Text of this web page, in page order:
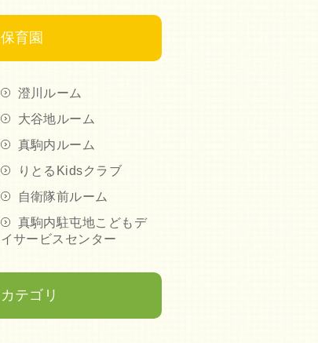
保育園
澄川ルーム
大谷地ルーム
真駒内ルーム
りとるKidsクラブ
自衛隊前ルーム
真駒内駐屯地こどもデ
イサービスセンター
カテゴリ